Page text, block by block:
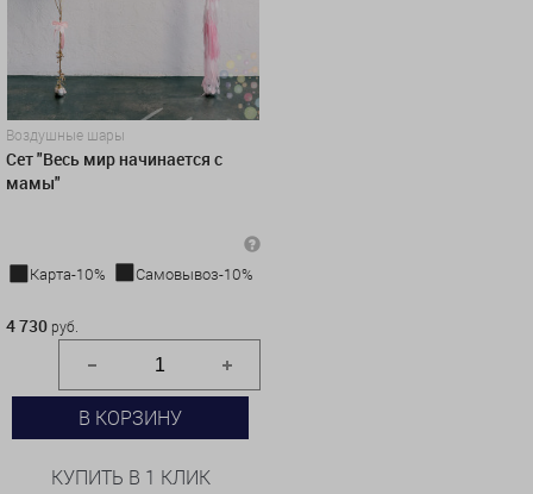
Воздушные шары
Сет "Весь мир начинается с
мамы"
Карта-10%
Самовывоз-10%
4 730 руб.
В КОРЗИНУ
КУПИТЬ В 1 КЛИК